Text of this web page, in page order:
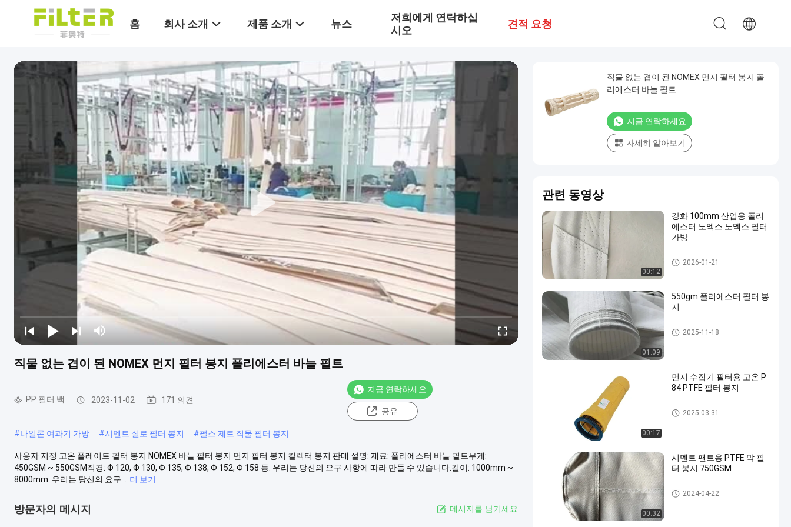
홈 회사 소개 제품 소개 뉴스
저희에게 연락하십
시오
견적 요청
직물 없는 겹이 된 NOMEX 먼지 필터 봉지 폴리에스터 바늘 필트
PP 필터 백 2023-11-02 171 의견
지금 연락하세요
공유
#나일론 여과기 가방 #시멘트 실로 필터 봉지 #펄스 제트 직물 필터 봉지
사용자 지정 고온 플레이트 필터 봉지 NOMEX 바늘 필터 봉지 먼지 필터 봉지 컬렉터 봉지 판매 설명: 재료: 폴리에스터 바늘 필트무게:
450GSM ~ 550GSM직경: Φ 120, Φ 130, Φ 135, Φ 138, Φ 152, Φ 158 등. 우리는 당신의 요구 사항에 따라 만들 수 있습니다.길이: 1000mm ~
8000mm. 우리는 당신의 요구...
더 보기
방문자의 메시지 메시지를 남기세요
직물 없는 겹이 된 NOMEX 먼지 필터 봉지 폴
리에스터 바늘 필트
지금 연락하세요
자세히 알아보기
관련 동영상
00:12
강화 100mm 산업용 폴리
에스터 노멕스 노멕스 필터
가방
고온 필터 봉지
2026-01-21
01:09
550gm 폴리에스터 필터 봉
지
폴리에스테르 필터 가방
2025-11-18
00:17
먼지 수집기 필터용 고온 P
84 PTFE 필터 봉지
폴리에스테르 필터 가방
2025-03-31
00:32
시멘트 팬트용 PTFE 막 필
터 봉지 750GSM
유리섬유 필터 봉지
2024-04-22